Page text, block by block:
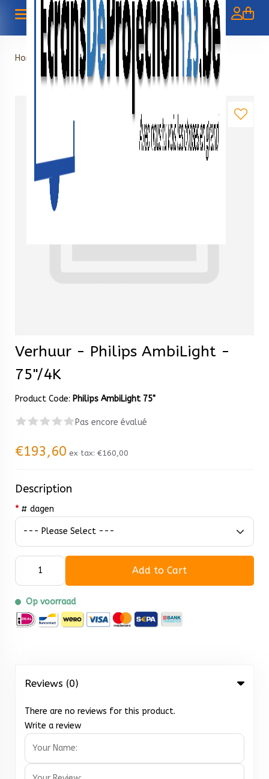
Home »Verhuur - Philips AmbiLight - 75"/4K
Verhuur - Philips AmbiLight -
75"/4K
Product Code: Philips AmbiLight 75"
Pas encore évalué
€193,60 ex tax: €160,00
Description
* # dagen
Add to Cart
Op voorraad
Reviews (0)
There are no reviews for this product.
Write a review